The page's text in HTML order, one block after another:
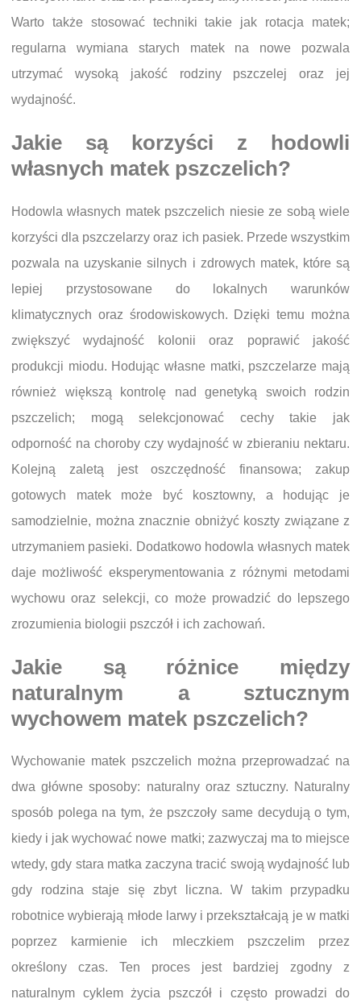
Warto także stosować techniki takie jak rotacja matek;
regularna wymiana starych matek na nowe pozwala
utrzymać wysoką jakość rodziny pszczelej oraz jej
wydajność.
Jakie są korzyści z hodowli
własnych matek pszczelich?
Hodowla własnych matek pszczelich niesie ze sobą wiele
korzyści dla pszczelarzy oraz ich pasiek. Przede wszystkim
pozwala na uzyskanie silnych i zdrowych matek, które są
lepiej przystosowane do lokalnych warunków
klimatycznych oraz środowiskowych. Dzięki temu można
zwiększyć wydajność kolonii oraz poprawić jakość
produkcji miodu. Hodując własne matki, pszczelarze mają
również większą kontrolę nad genetyką swoich rodzin
pszczelich; mogą selekcjonować cechy takie jak
odporność na choroby czy wydajność w zbieraniu nektaru.
Kolejną zaletą jest oszczędność finansowa; zakup
gotowych matek może być kosztowny, a hodując je
samodzielnie, można znacznie obniżyć koszty związane z
utrzymaniem pasieki. Dodatkowo hodowla własnych matek
daje możliwość eksperymentowania z różnymi metodami
wychowu oraz selekcji, co może prowadzić do lepszego
zrozumienia biologii pszczół i ich zachowań.
Jakie są różnice między
naturalnym a sztucznym
wychowem matek pszczelich?
Wychowanie matek pszczelich można przeprowadzać na
dwa główne sposoby: naturalny oraz sztuczny. Naturalny
sposób polega na tym, że pszczoły same decydują o tym,
kiedy i jak wychować nowe matki; zazwyczaj ma to miejsce
wtedy, gdy stara matka zaczyna tracić swoją wydajność lub
gdy rodzina staje się zbyt liczna. W takim przypadku
robotnice wybierają młode larwy i przekształcają je w matki
poprzez karmienie ich mleczkiem pszczelim przez
określony czas. Ten proces jest bardziej zgodny z
naturalnym cyklem życia pszczół i często prowadzi do